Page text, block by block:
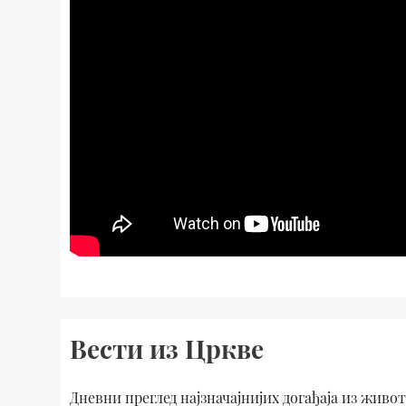
Вести из Цркве
Дневни преглед најзначајнијих догађаја из